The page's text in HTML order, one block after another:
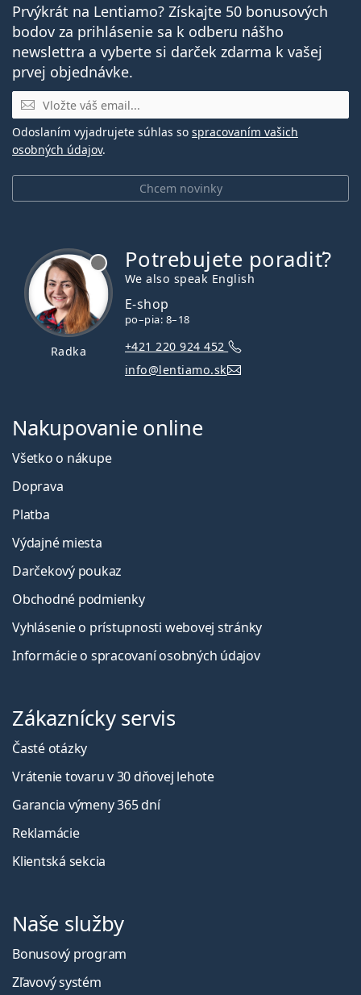
Prvýkrát na Lentiamo? Získajte 50 bonusových
bodov za prihlásenie sa k odberu nášho
newslettra a vyberte si darček zdarma k vašej
prvej objednávke.
E-mail
Chcem novinky
Odoslaním vyjadrujete súhlas so spracovaním vašich
osobných údajov.
Radka
Potrebujete poradiť?
We also speak English
E-shop
po–pia: 8–18
+421 220 924 452
info@lentiamo.sk
Nakupovanie online
Všetko o nákupe
Doprava
Platba
Výdajné miesta
Darčekový poukaz
Obchodné podmienky
Vyhlásenie o prístupnosti webovej stránky
Informácie o spracovaní osobných údajov
Zákaznícky servis
Časté otázky
Vrátenie tovaru v 30 dňovej lehote
Garancia výmeny 365 dní
Reklamácie
Klientská sekcia
Naše služby
Bonusový program
Zľavový systém